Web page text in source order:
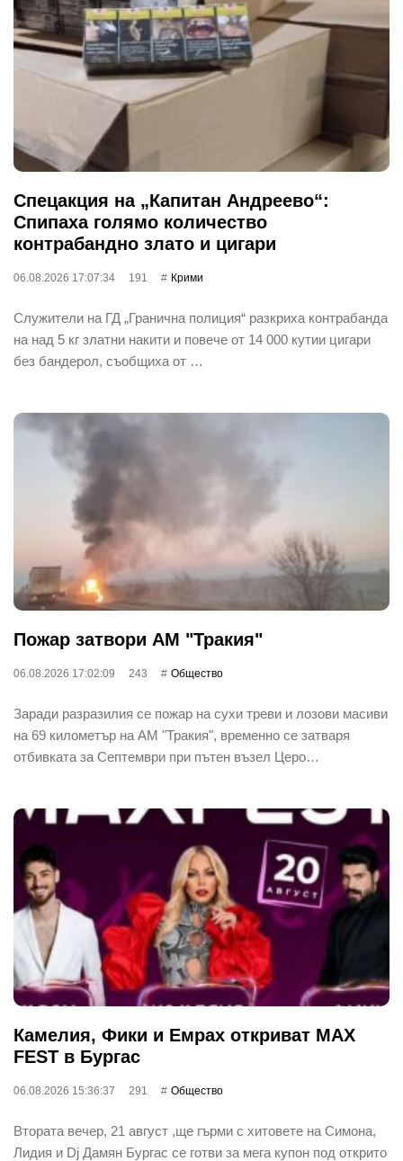
Спецакция на „Капитан Андреево“:
Спипаха голямо количество
контрабандно злато и цигари
06.08.2026 17:07:34 191 Крими
Служители на ГД „Гранична полиция“ разкриха контрабанда
на над 5 кг златни накити и повече от 14 000 кутии цигари
без бандерол, съобщиха от …
Пожар затвори АМ "Тракия"
06.08.2026 17:02:09 243 Общество
Заради разразилия се пожар на сухи треви и лозови масиви
на 69 километър на АМ "Тракия", временно се затваря
отбивката за Септември при пътен възел Церо…
Камелия, Фики и Емрах откриват MAX
FEST в Бургас
06.08.2026 15:36:37 291 Общество
Втората вечер, 21 август ,ще гърми с хитовете на Симона,
Лидия и Dj Дамян Бургас се готви за мега купон под открито